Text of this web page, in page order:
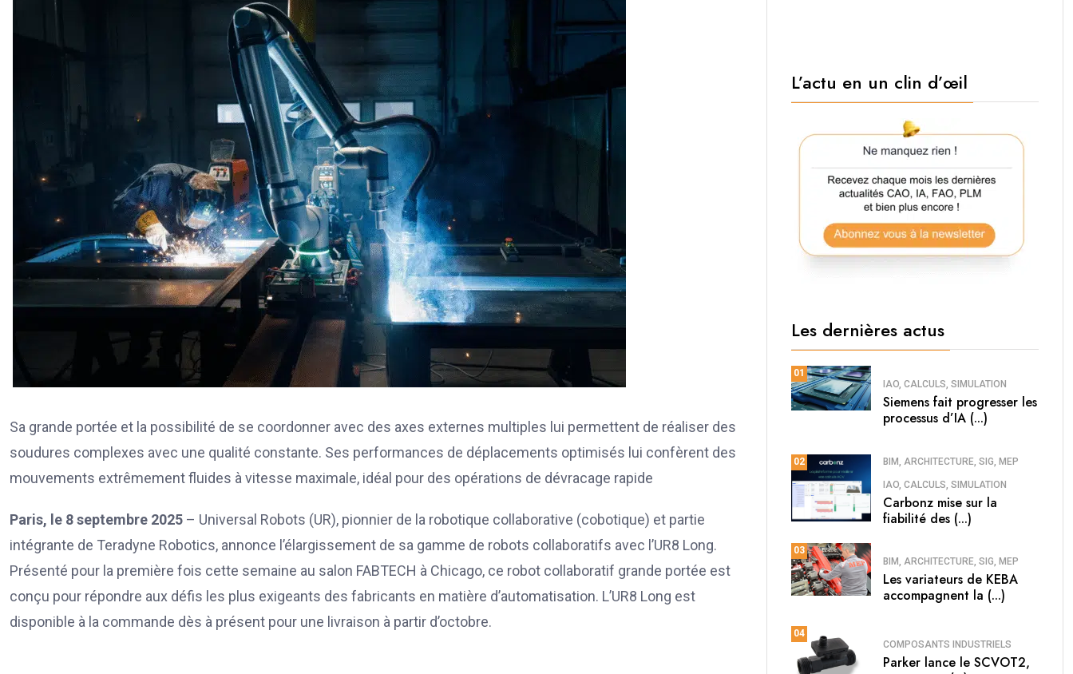
Sa grande portée et la possibilité de se coordonner avec des axes externes multiples lui permettent de réaliser des
soudures complexes avec une qualité constante. Ses performances de déplacements optimisés lui confèrent des
mouvements extrêmement fluides à vitesse maximale, idéal pour des opérations de dévracage rapide
Paris, le 8 septembre 2025 – Universal Robots (UR), pionnier de la robotique collaborative (cobotique) et partie
intégrante de Teradyne Robotics, annonce l’élargissement de sa gamme de robots collaboratifs avec l’UR8 Long.
Présenté pour la première fois cette semaine au salon FABTECH à Chicago, ce robot collaboratif grande portée est
conçu pour répondre aux défis les plus exigeants des fabricants en matière d’automatisation. L’UR8 Long est
disponible à la commande dès à présent pour une livraison à partir d’octobre.
L’actu en un clin d’œil
Les dernières actus
01
IAO, CALCULS, SIMULATION
Siemens fait progresser les
processus d’IA (...)
02 BIM, ARCHITECTURE, SIG, MEP
IAO, CALCULS, SIMULATION
Carbonz mise sur la
fiabilité des (...)
03
BIM, ARCHITECTURE, SIG, MEP
Les variateurs de KEBA
accompagnent la (...)
04
COMPOSANTS INDUSTRIELS
Parker lance le SCVOT2,